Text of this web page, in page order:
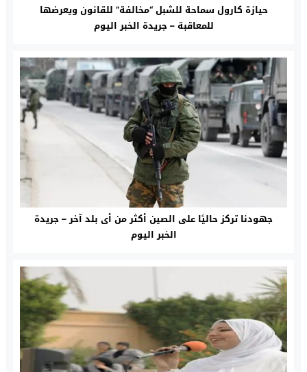
حيازة كارول سماحة للشبل “مخالفة” للقانون ويعرضها
للمعاقبة – جريدة الخبر اليوم
جهودنا تركز حاليًا على الصين أكثر من أى بلد آخر – جريدة
الخبر اليوم